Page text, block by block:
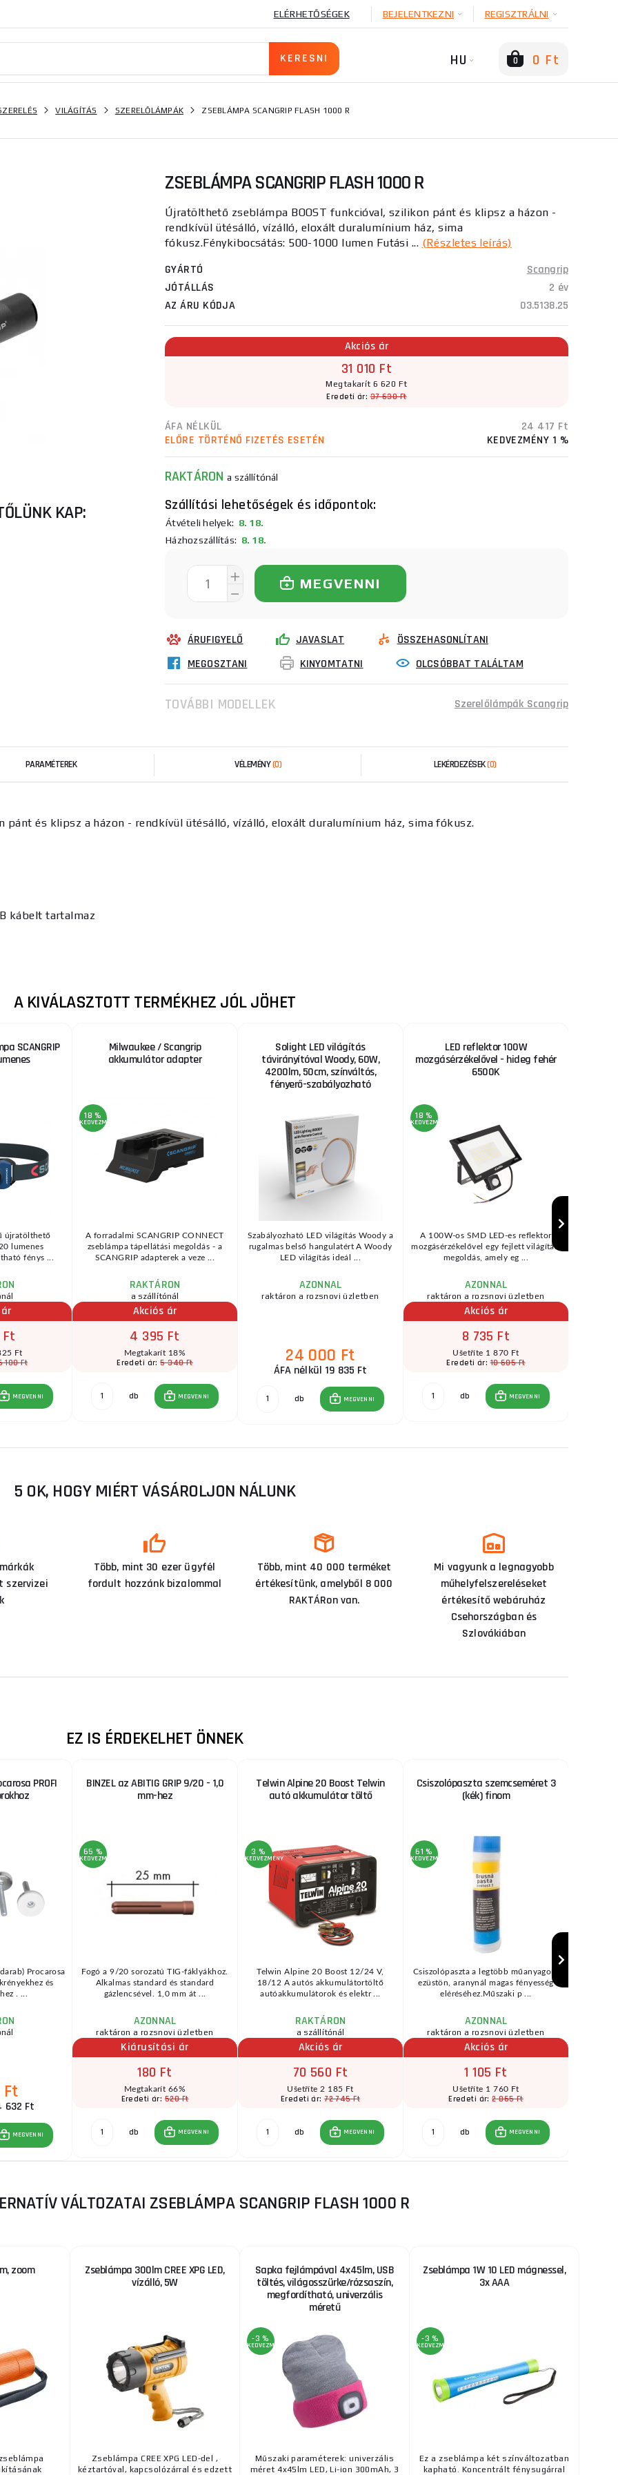
ELÉRHETŐSÉGEK BEJELENTKEZNI REGISZTRÁLNI
HU 0 0 Ft
VILÁGÍTÁS SZERELŐLÁMPÁK ZSEBLÁMPA SCANGRIP FLASH 1000 R
KAP:
ZSEBLÁMPA SCANGRIP FLASH 1000 R
Újratölthető zseblámpa BOOST funkcióval, szilikon pánt és klipsz a házon -
rendkívül ütésálló, vízálló, eloxált duralumínium ház, sima
fókusz.Fénykibocsátás: 500-1000 lumen Futási ... (Részletes leírás)
GYÁRTÓ
Scangrip
JÓTÁLLÁS
2 év
AZ ÁRU KÓDJA
03.5138.25
Akciós ár
31 010 Ft
Megtakarít 6 620 Ft
Eredeti ár:37 630 Ft
ÁFA NÉLKÜL
24 417 Ft
ELŐRE TÖRTÉNŐ FIZETÉS ESETÉN
KEDVEZMÉNY 1 %
RAKTÁRONa szállítónál
Szállítási lehetőségek és időpontok:
Átvételi helyek: 8. 18.
Házhozszállítás: 8. 18.
MEGVENNI
ÁRUFIGYELŐ JAVASLAT
ÖSSZEHASONLÍTANI
MEGOSZTANI
KINYOMTATNI OLCSÓBBAT TALÁLTAM
TOVÁBBI MODELLEK Szerelőlámpák Scangrip
PARAMÉTEREK VÉLEMÉNY(0) LEKÉRDEZÉSEK(0)
pánt és klipsz a házon - rendkívül ütésálló, vízálló, eloxált duralumínium ház, sima fókusz.
kábelt tartalmaz
A KIVÁLASZTOTT TERMÉKHEZ JÓL JÖHET
SCANGRIP
újratölthető
lumenes
fénys ...
Ft
Ft
100 Ft
MEGVENNI
Milwaukee / Scangrip
akkumulátor adapter
18 %
KEDVEZMÉNY
A forradalmi SCANGRIP CONNECT
zseblámpa tápellátási megoldás - a
SCANGRIP adapterek a veze ...
RAKTÁRON
a szállítónál
Akciós ár
4 395 Ft
Megtakarít 18%
Eredeti ár:5 340 Ft
db MEGVENNI
Solight LED világítás
távirányítóval Woody, 60W,
4200lm, 50cm, színváltós,
fényerő-szabályozható
Szabályozható LED világítás Woody a
rugalmas belső hangulatért A Woody
LED világítás ideál ...
AZONNAL
raktáron a rozsnovi üzletben
24 000 Ft
ÁFA nélkül 19 835 Ft
db MEGVENNI
LED reflektor 100W
mozgásérzékelővel - hideg fehér
6500K
18 %
KEDVEZMÉNY
A 100W-os SMD LED-es reflektor
mozgásérzékelővel egy fejlett világítási
megoldás, amely eg ...
AZONNAL
raktáron a rozsnovi üzletben
Akciós ár
8 735 Ft
Ušetříte 1 870 Ft
Eredeti ár:10 605 Ft
db MEGVENNI
5 OK, HOGY MIÉRT VÁSÁROLJON NÁLUNK
szervizei
Több, mint 30 ezer ügyfél
fordult hozzánk bizalommal
Több, mint 40 000 terméket
értékesítünk, amelyből 8 000
RAKTÁRon van.
Mi vagyunk a legnagyobb
műhelyfelszereléseket
értékesítő webáruház
Csehországban és
Szlovákiában
EZ IS ÉRDEKELHET ÖNNEK
PROFI
Procarosa
és
. ...
632 Ft
MEGVENNI
BINZEL az ABITIG GRIP 9/20 - 1,0
mm-hez
65 %
KEDVEZMÉNY
Fogó a 9/20 sorozatú TIG-fáklyákhoz.
Alkalmas standard és standard
gázlencsével. 1,0 mm át ...
AZONNAL
raktáron a rozsnovi üzletben
Kiárusítási ár
180 Ft
Megtakarít 66%
Eredeti ár:520 Ft
db MEGVENNI
Telwin Alpine 20 Boost Telwin
autó akkumulátor töltő
3 %
KEDVEZMÉNY
Telwin Alpine 20 Boost 12/24 V,
18/12 A autós akkumulátortöltő
autóakkumulátorok és elektr ...
RAKTÁRON
a szállítónál
Akciós ár
70 560 Ft
Ušetříte 2 185 Ft
Eredeti ár:72 745 Ft
db MEGVENNI
Csiszolópaszta szemcseméret 3
(kék) finom
61 %
KEDVEZMÉNY
Csiszolópaszta a legtöbb műanyagon,
ezüstön, aranynál magas fényesség
eléréséhez.Műszaki p ...
AZONNAL
raktáron a rozsnovi üzletben
Akciós ár
1 105 Ft
Ušetříte 1 760 Ft
Eredeti ár:2 865 Ft
db MEGVENNI
VÁLTOZATAI ZSEBLÁMPA SCANGRIP FLASH 1000 R
zoom
Zseblámpa 300lm CREE XPG LED,
vízálló, 5W
Zseblámpa CREE XPG LED-del ,
kéztartóval, kapcsolózárral és edzett
Sapka fejlámpával 4x45lm, USB
töltés, világosszürke/rózsaszín,
megfordítható, univerzális
méretű
-3 %
KEDVEZMÉNY
Műszaki paraméterek: univerzális
méret 4x45lm LED, Li-ion 300mAh, 3
Zseblámpa 1W 10 LED mágnessel,
3x AAA
-3 %
KEDVEZMÉNY
Ez a zseblámpa két színváltozatban
kapható. Koncentrált fénysugárral